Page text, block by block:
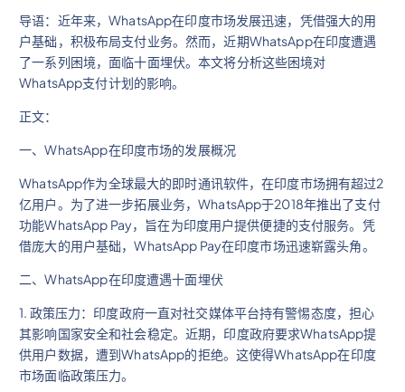
导语：近年来，WhatsApp在印度市场发展迅速，凭借强大的用
户基础，积极布局支付业务。然而，近期WhatsApp在印度遭遇
了一系列困境，面临十面埋伏。本文将分析这些困境对
WhatsApp支付计划的影响。
正文：
一、WhatsApp在印度市场的发展概况
WhatsApp作为全球最大的即时通讯软件，在印度市场拥有超过2
亿用户。为了进一步拓展业务，WhatsApp于2018年推出了支付
功能WhatsApp Pay，旨在为印度用户提供便捷的支付服务。凭
借庞大的用户基础，WhatsApp Pay在印度市场迅速崭露头角。
二、WhatsApp在印度遭遇十面埋伏
1. 政策压力：印度政府一直对社交媒体平台持有警惕态度，担心
其影响国家安全和社会稳定。近期，印度政府要求WhatsApp提
供用户数据，遭到WhatsApp的拒绝。这使得WhatsApp在印度
市场面临政策压力。